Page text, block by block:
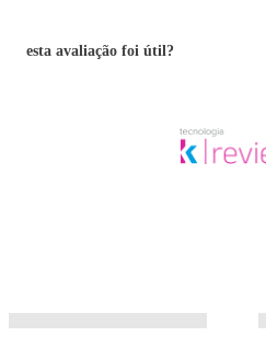
esta avaliação foi útil?